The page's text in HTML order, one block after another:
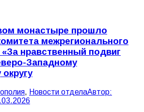
монастыре прошло
межрегионального
«За нравственный подвиг
Западному
, Новости отделаАвтор: